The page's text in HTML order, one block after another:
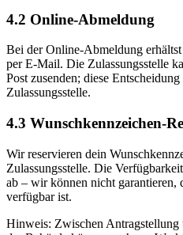
4.2 Online-Abmeldung
Bei der Online-Abmeldung
per E-Mail. Die Zulassungsstelle
Post zusenden; diese
Zulassungsstelle.
4.3 Wunschkennzeichen-
Wir reservieren dein
Zulassungsstelle. Die
ab – wir können nicht garantieren,
verfügbar ist.
Hinweis: Zwischen